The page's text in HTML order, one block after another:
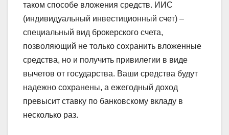
таком способе вложения средств. ИИС
(индивидуальный инвестиционный счет) –
специальный вид брокерского счета,
позволяющий не только сохранить вложенные
средства, но и получить привилегии в виде
вычетов от государства. Ваши средства будут
надежно сохранены, а ежегодный доход
превысит ставку по банковскому вкладу в
несколько раз.